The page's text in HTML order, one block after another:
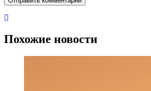
Похожие новости